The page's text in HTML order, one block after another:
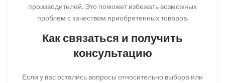
производителей. Это поможет избежать возможных
проблем с качеством приобретенных товаров.
Как связаться и получить
консультацию
Если у вас остались вопросы относительно выбора или